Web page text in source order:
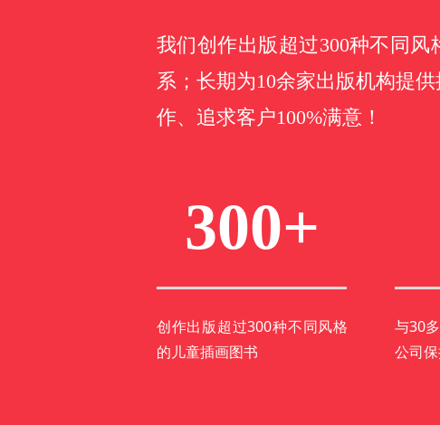
我们创作出版超过300种不同
系；长期为10余家出版机构提
作、追求客户100%满意！
300+
创作出版超过300种不同风格
的儿童插画图书
与30
公司